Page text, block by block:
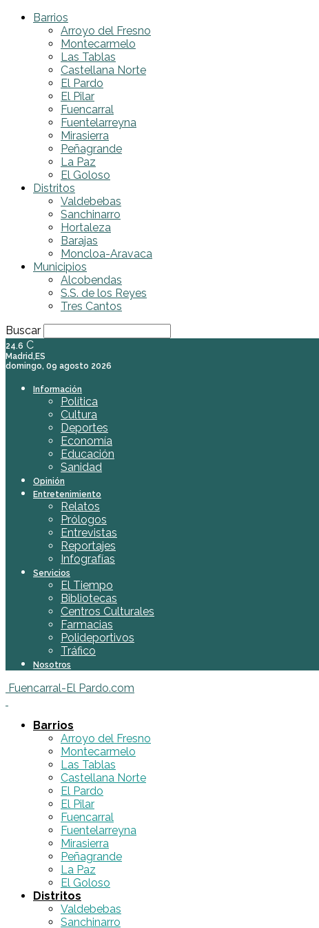
Barrios
Arroyo del Fresno
Montecarmelo
Las Tablas
Castellana Norte
El Pardo
El Pilar
Fuencarral
Fuentelarreyna
Mirasierra
Peñagrande
La Paz
El Goloso
Distritos
Valdebebas
Sanchinarro
Hortaleza
Barajas
Moncloa-Aravaca
Municipios
Alcobendas
S.S. de los Reyes
Tres Cantos
Buscar
24.6 C
Madrid,ES
domingo, 09 agosto 2026
Información
Política
Cultura
Deportes
Economía
Educación
Sanidad
Opinión
Entretenimiento
Relatos
Prólogos
Entrevistas
Reportajes
Infografías
Servicios
El Tiempo
Bibliotecas
Centros Culturales
Farmacias
Polideportivos
Tráfico
Nosotros
Fuencarral-El Pardo.com
Barrios
Arroyo del Fresno
Montecarmelo
Las Tablas
Castellana Norte
El Pardo
El Pilar
Fuencarral
Fuentelarreyna
Mirasierra
Peñagrande
La Paz
El Goloso
Distritos
Valdebebas
Sanchinarro